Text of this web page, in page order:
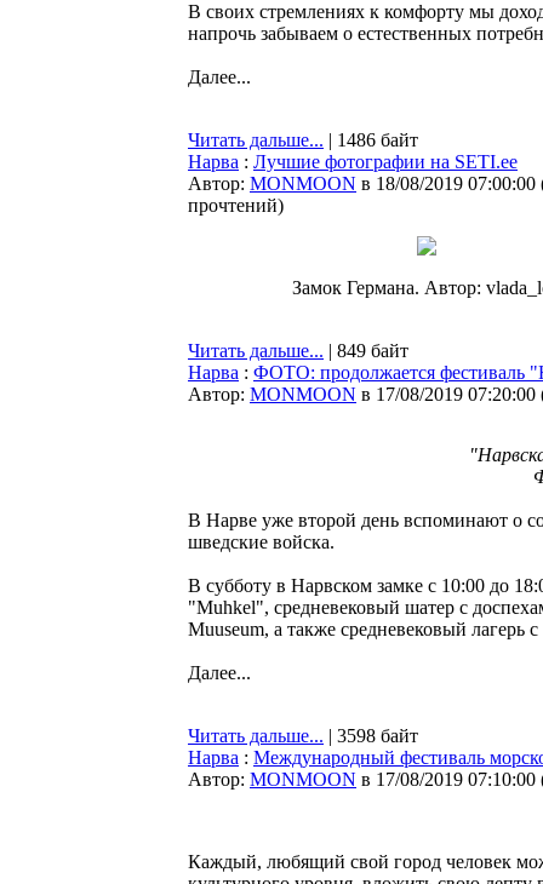
В своих стремлениях к комфорту мы
напрочь забываем о естественных
Далее...
Читать дальше... | 1486 байт
Нарва : Лучшие фотографии на SETI.ee
Автор: MONMOON в 18/08/2019 07:00:00
прочтений)
Замок Германа. Автор:
Читать дальше... | 849 байт
Нарва : ФОТО: продолжается фестиваль
Автор: MONMOON в 17/08/2019 07:20:00
В Нарве уже второй день вспоминают о
шведские войска.
В субботу в Нарвском замке с 10:00 до
"Muhkel", средневековый шатер с
Muuseum, а также средневековый лагерь
Далее...
Читать дальше... | 3598 байт
Нарва : Международный фестиваль
Автор: MONMOON в 17/08/2019 07:10:00
Каждый, любящий свой город человек